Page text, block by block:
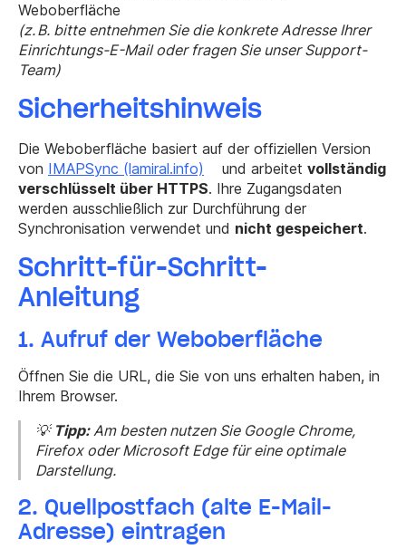
Weboberfläche
(z. B. bitte entnehmen Sie die konkrete Adresse Ihrer
Einrichtungs-E-Mail oder fragen Sie unser Support-
Team)
Sicherheitshinweis
Die Weboberfläche basiert auf der offiziellen Version
von IMAPSync (lamiral.info) und arbeitet vollständig
verschlüsselt über HTTPS. Ihre Zugangsdaten
werden ausschließlich zur Durchführung der
Synchronisation verwendet und nicht gespeichert.
Schritt-für-Schritt-
Anleitung
1. Aufruf der Weboberfläche
Öffnen Sie die URL, die Sie von uns erhalten haben, in
Ihrem Browser.
💡 Tipp:Am besten nutzen Sie Google Chrome,
Firefox oder Microsoft Edge für eine optimale
Darstellung.
2. Quellpostfach (alte E-Mail-
Adresse) eintragen